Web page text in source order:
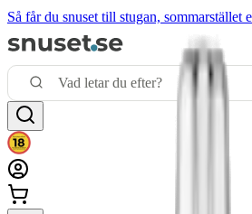
Så får du snuset till stugan, sommarstället